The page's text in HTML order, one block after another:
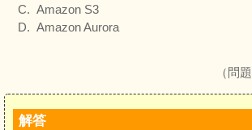
Amazon S3
Amazon Aurora
（問
解答